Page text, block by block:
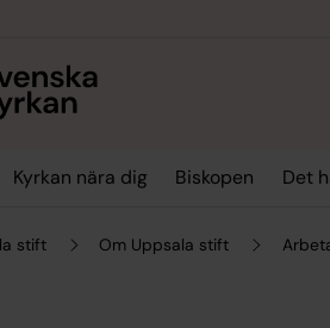
Kyrkan nära dig Biskopen Det
stift Om Uppsala stift